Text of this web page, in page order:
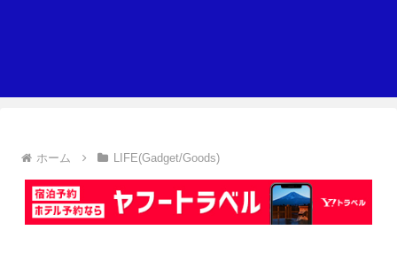
ホーム LIFE(Gadget/Goods)